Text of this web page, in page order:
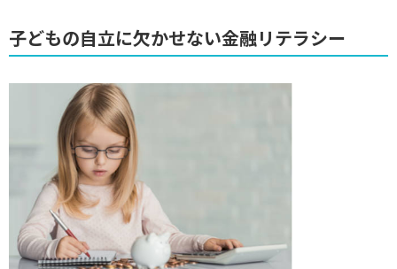
子どもの自立に欠かせない金融リテラシー